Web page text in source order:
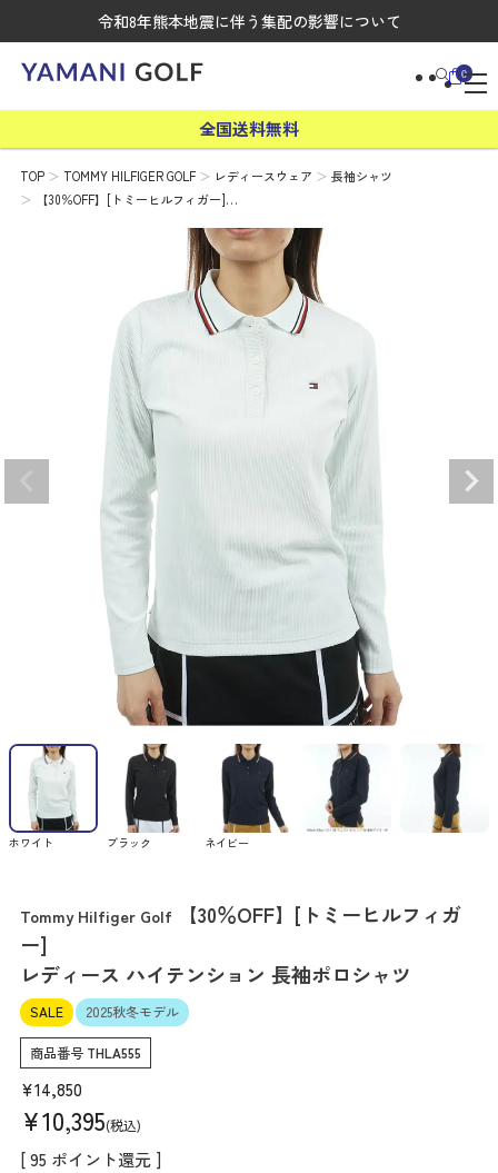
令和8年熊本地震に伴う集配の影響について
0
全国送料無料
TOP TOMMY HILFIGER GOLF レディースウェア
長袖シャツ
【30％OFF】[トミーヒルフィガー]…
ホワイト ブラック ネイビー
Tommy Hilfiger Golf
【30％OFF】[トミーヒルフィガ
ー]
レディース ハイテンション 長袖ポロシャツ
SALE 2025秋冬モデル
商品番号 THLA555
¥14,850
¥10,395 税込
[95 ポイント還元 ]